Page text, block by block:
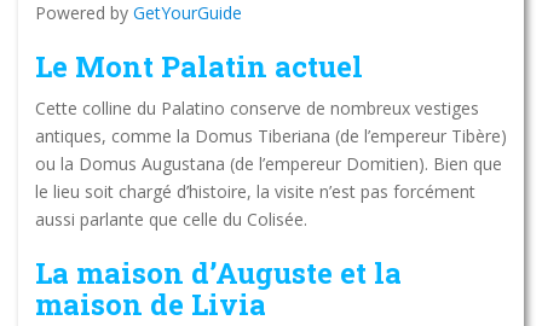
Powered by GetYourGuide
Le Mont Palatin actuel
Cette colline du Palatino conserve de nombreux vestiges
antiques, comme la Domus Tiberiana (de l’empereur Tibère)
ou la Domus Augustana (de l’empereur Domitien). Bien que
le lieu soit chargé d’histoire, la visite n’est pas forcément
aussi parlante que celle du Colisée.
La maison d’Auguste et la
maison de Livia